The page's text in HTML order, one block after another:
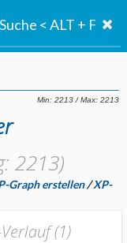
2213)
Graph erstellen/XP-
(1)